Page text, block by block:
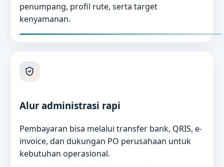
penumpang, profil rute, serta target
kenyamanan.
Alur administrasi rapi
Pembayaran bisa melalui transfer bank, QRIS, e-
invoice, dan dukungan PO perusahaan untuk
kebutuhan operasional.